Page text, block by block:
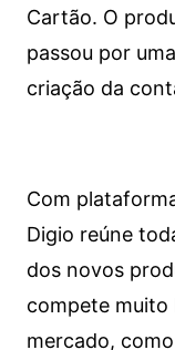
Cartão. O
passou por
criação da
Com
Digio reúne
dos novos
compete muito
mercado,